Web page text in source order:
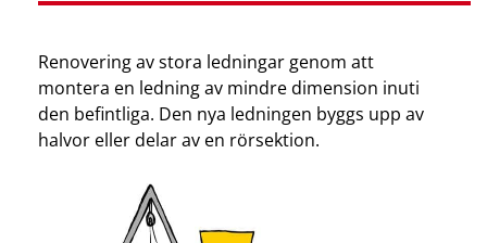
Renovering av stora ledningar genom att
montera en ledning av mindre dimension inuti
den befintliga. Den nya ledningen byggs upp av
halvor eller delar av en rörsektion.